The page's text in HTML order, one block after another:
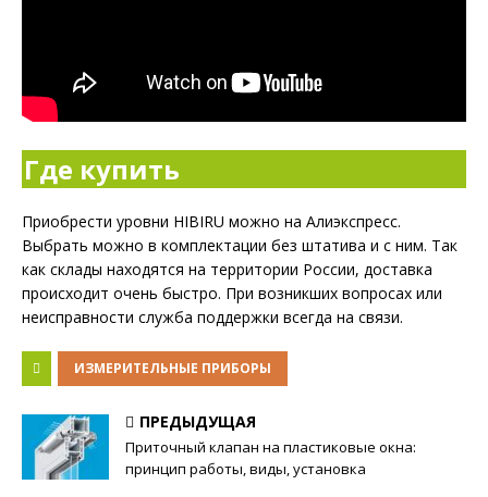
Где купить
Приобрести уровни HIBIRU можно на Алиэкспресс.
Выбрать можно в комплектации без штатива и с ним. Так
как склады находятся на территории России, доставка
происходит очень быстро. При возникших вопросах или
неисправности служба поддержки всегда на связи.
ИЗМЕРИТЕЛЬНЫЕ ПРИБОРЫ
ПРЕДЫДУЩАЯ
Приточный клапан на пластиковые окна:
принцип работы, виды, установка